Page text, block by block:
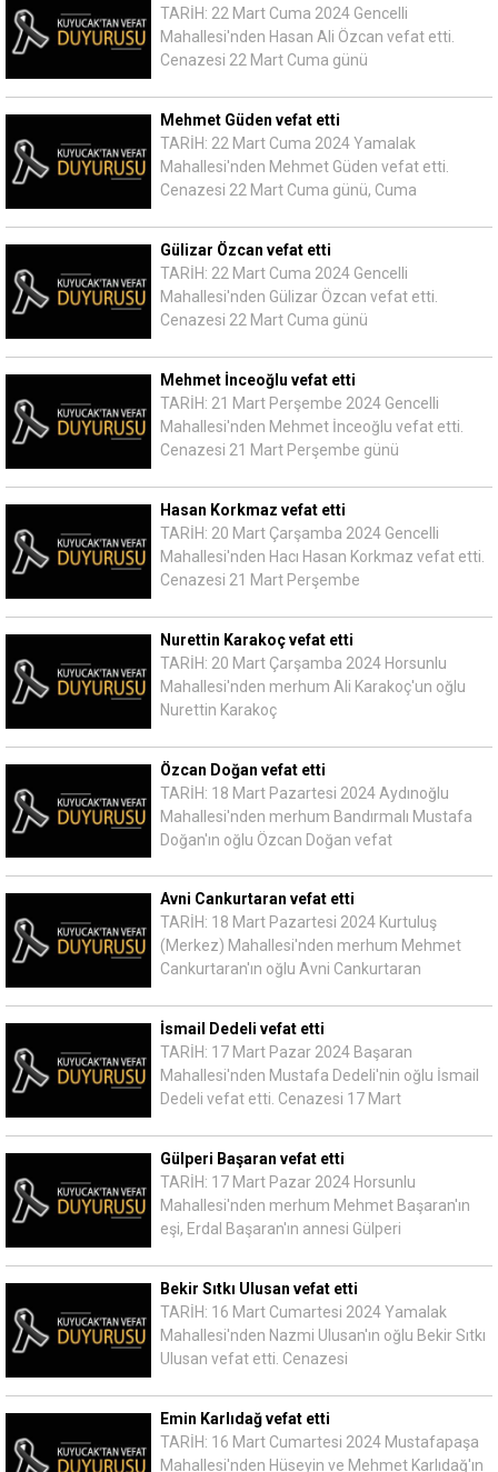
TARİH: 22 Mart Cuma 2024 Gencelli
Mahallesi'nden Hasan Ali Özcan vefat etti.
Cenazesi 22 Mart Cuma günü
Mehmet Güden vefat etti
TARİH: 22 Mart Cuma 2024 Yamalak
Mahallesi'nden Mehmet Güden vefat etti.
Cenazesi 22 Mart Cuma günü, Cuma
Gülizar Özcan vefat etti
TARİH: 22 Mart Cuma 2024 Gencelli
Mahallesi'nden Gülizar Özcan vefat etti.
Cenazesi 22 Mart Cuma günü
Mehmet İnceoğlu vefat etti
TARİH: 21 Mart Perşembe 2024 Gencelli
Mahallesi'nden Mehmet İnceoğlu vefat etti.
Cenazesi 21 Mart Perşembe günü
Hasan Korkmaz vefat etti
TARİH: 20 Mart Çarşamba 2024 Gencelli
Mahallesi'nden Hacı Hasan Korkmaz vefat etti.
Cenazesi 21 Mart Perşembe
Nurettin Karakoç vefat etti
TARİH: 20 Mart Çarşamba 2024 Horsunlu
Mahallesi'nden merhum Ali Karakoç'un oğlu
Nurettin Karakoç
Özcan Doğan vefat etti
TARİH: 18 Mart Pazartesi 2024 Aydınoğlu
Mahallesi'nden merhum Bandırmalı Mustafa
Doğan'ın oğlu Özcan Doğan vefat
Avni Cankurtaran vefat etti
TARİH: 18 Mart Pazartesi 2024 Kurtuluş
(Merkez) Mahallesi'nden merhum Mehmet
Cankurtaran'ın oğlu Avni Cankurtaran
İsmail Dedeli vefat etti
TARİH: 17 Mart Pazar 2024 Başaran
Mahallesi'nden Mustafa Dedeli'nin oğlu İsmail
Dedeli vefat etti. Cenazesi 17 Mart
Gülperi Başaran vefat etti
TARİH: 17 Mart Pazar 2024 Horsunlu
Mahallesi'nden merhum Mehmet Başaran'ın
eşi, Erdal Başaran'ın annesi Gülperi
Bekir Sıtkı Ulusan vefat etti
TARİH: 16 Mart Cumartesi 2024 Yamalak
Mahallesi'nden Nazmi Ulusan'ın oğlu Bekir Sıtkı
Ulusan vefat etti. Cenazesi
Emin Karlıdağ vefat etti
TARİH: 16 Mart Cumartesi 2024 Mustafapaşa
Mahallesi'nden Hüseyin ve Mehmet Karlıdağ'ın